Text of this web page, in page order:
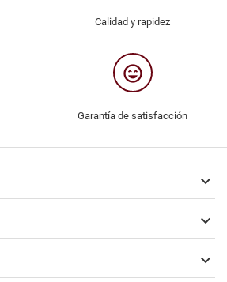
Calidad y rapidez
sentiment_very_satisfied
Garantía de satisfacción


